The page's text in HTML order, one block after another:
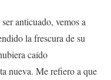
anticuado, vemos a
la frescura de su
caído
nueva. Me refiero a que